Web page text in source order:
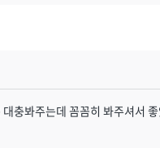
충봐주는데 꼼꼼히 봐주셔서